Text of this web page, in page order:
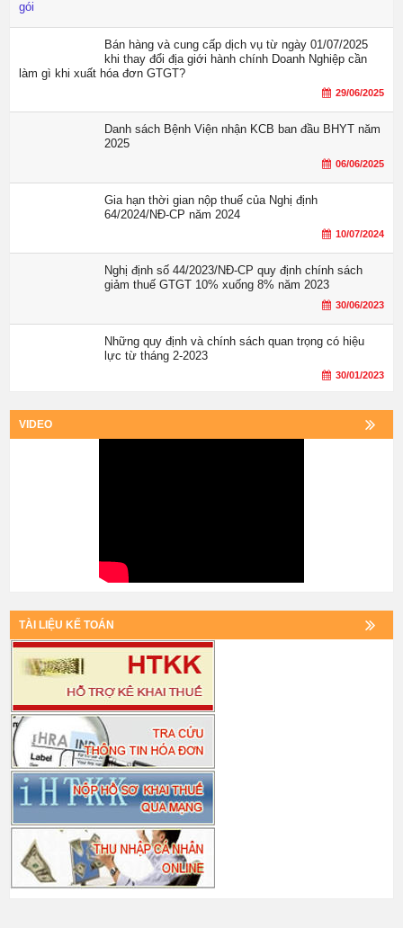
Bán hàng và cung cấp dịch vụ từ ngày 01/07/2025
khi thay đổi địa giới hành chính Doanh Nghiệp cần
làm gì khi xuất hóa đơn GTGT?
29/06/2025
Danh sách Bệnh Viện nhận KCB ban đầu BHYT năm
2025
06/06/2025
Gia hạn thời gian nộp thuế của Nghị định
64/2024/NĐ-CP năm 2024
10/07/2024
Nghị định số 44/2023/NĐ-CP quy định chính sách
giảm thuế GTGT 10% xuống 8% năm 2023
30/06/2023
Những quy định và chính sách quan trọng có hiệu
lực từ tháng 2-2023
30/01/2023
VIDEO
TÀI LIỆU KẾ TOÁN